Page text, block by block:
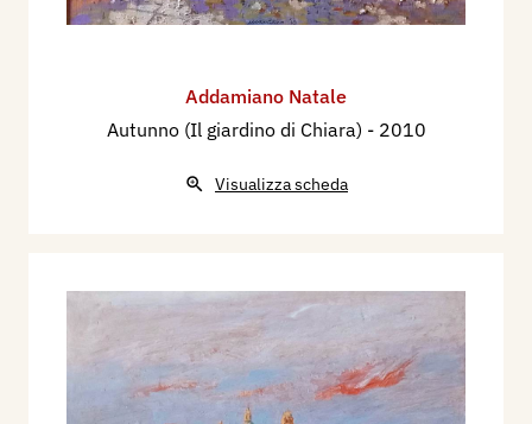
Addamiano Natale
Autunno (Il giardino di Chiara) - 2010
Visualizza scheda